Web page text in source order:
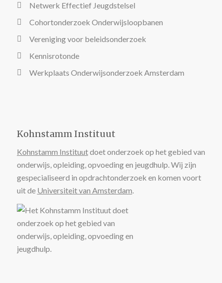
Netwerk Effectief Jeugdstelsel
Cohortonderzoek Onderwijsloopbanen
Vereniging voor beleidsonderzoek
Kennisrotonde
Werkplaats Onderwijsonderzoek Amsterdam
Kohnstamm Instituut
Kohnstamm Instituutdoet onderzoek op het gebied van
onderwijs, opleiding, opvoeding en jeugdhulp. Wij zijn
gespecialiseerd in opdrachtonderzoek en komen voort
uit de Universiteit van Amsterdam.